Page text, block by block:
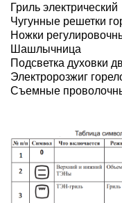
Гриль электрический
Чугунные решетки
Ножки
Шашлычница
Подсветка духовки
Электророзжиг
Съемные